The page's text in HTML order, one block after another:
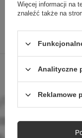
Poprzedni z
Więcej informacji na
znaleźć także na
Analityczne
Reklamowe